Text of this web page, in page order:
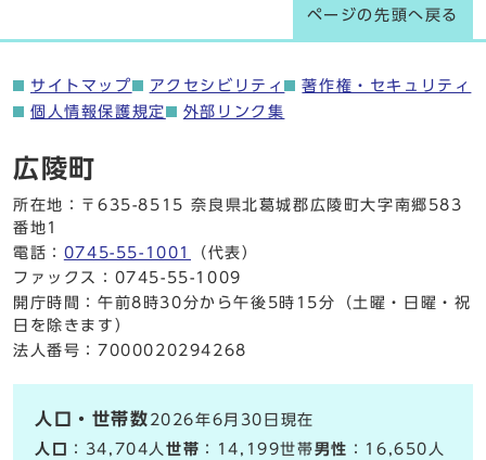
ページの先頭へ戻る
サイトマップ アクセシビリティ
著作権・セキュリティ
個人情報保護規定
外部リンク集
広陵町
所在地：〒635-8515 奈良県北葛城郡広陵町大字南郷583
番地1
電話： 0745-55-1001
（代表）
ファックス：0745-55-1009
開庁時間：午前8時30分から午後5時15分（土曜・日曜・祝
日を除きます）
法人番号：7000020294268
人口・世帯数 2026年6月30日現在
人口
：34,704人世帯 ：14,199世帯男性 ：16,650人